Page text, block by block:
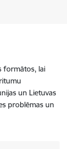
formātos, lai
un Lietuvas
problēmas un